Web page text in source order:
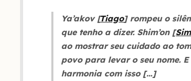
Ya’akov [Tiago] rompeu o
que tenho a dizer. Shim’on [
ao mostrar seu cuidado ao
povo para levar o seu nome.
harmonia com isso […]